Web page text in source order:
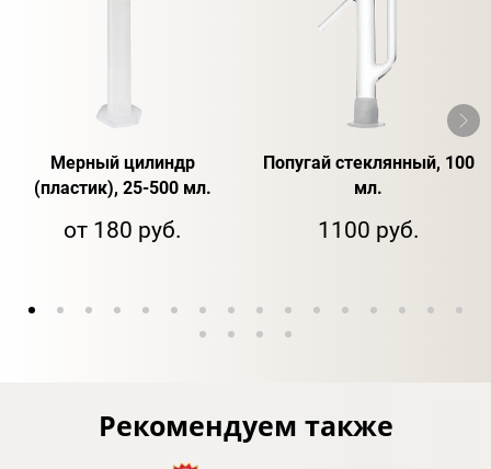
Мерный цилиндр
(пластик), 25-500 мл.
от 180 руб.
Попугай стеклянный, 100
мл.
1100 руб.
Рекомендуем также